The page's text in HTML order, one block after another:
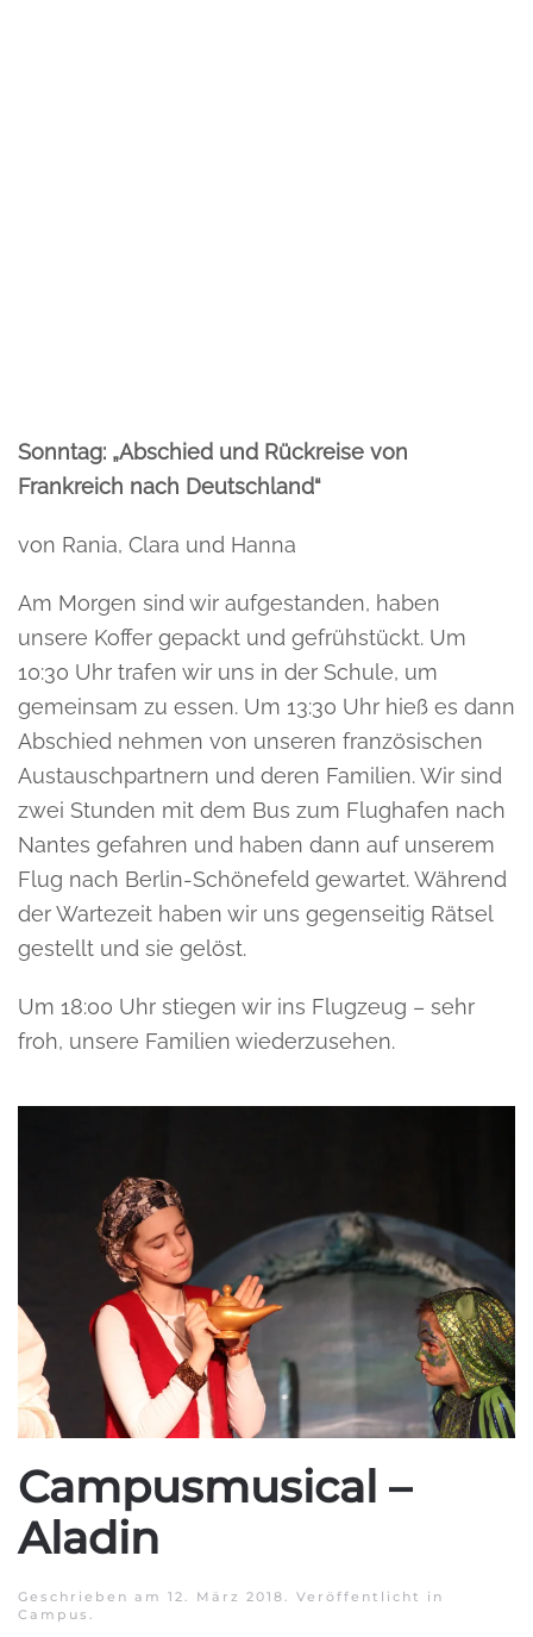
Sonntag: „Abschied und Rückreise von
Frankreich nach Deutschland“
von Rania, Clara und Hanna
Am Morgen sind wir aufgestanden, haben
unsere Koffer gepackt und gefrühstückt. Um
10:30 Uhr trafen wir uns in der Schule, um
gemeinsam zu essen. Um 13:30 Uhr hieß es dann
Abschied nehmen von unseren französischen
Austauschpartnern und deren Familien. Wir sind
zwei Stunden mit dem Bus zum Flughafen nach
Nantes gefahren und haben dann auf unserem
Flug nach Berlin-Schönefeld gewartet. Während
der Wartezeit haben wir uns gegenseitig Rätsel
gestellt und sie gelöst.
Um 18:00 Uhr stiegen wir ins Flugzeug – sehr
froh, unsere Familien wiederzusehen.
Campusmusical –
Aladin
Geschrieben am 12. März 2018. Veröffentlicht in
Campus .